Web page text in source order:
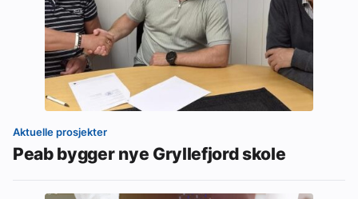
Aktuelle prosjekter
Peab bygger nye Gryllefjord skole